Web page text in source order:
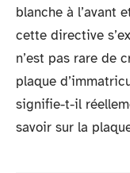
blanche à l’avant
cette directive
n’est pas rare de
plaque
signifie-t-il
savoir sur la